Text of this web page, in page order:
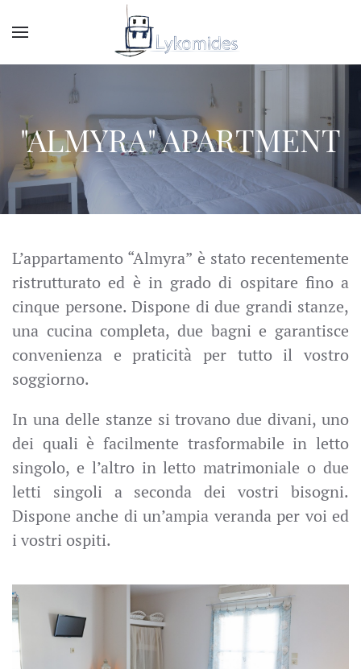
"ALMYRA" APARTMENT
L’appartamento “Almyra” è stato recentemente
ristrutturato ed è in grado di ospitare fino a
cinque persone. Dispone di due grandi stanze,
una cucina completa, due bagni e garantisce
convenienza e praticità per tutto il vostro
soggiorno.
In una delle stanze si trovano due divani, uno
dei quali è facilmente trasformabile in letto
singolo, e l’altro in letto matrimoniale o due
letti singoli a seconda dei vostri bisogni.
Dispone anche di un’ampia veranda per voi ed
i vostri ospiti.